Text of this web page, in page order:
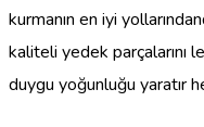
kurmanın en iyi
kaliteli yedek parçalarını
duygu yoğunluğu yaratır